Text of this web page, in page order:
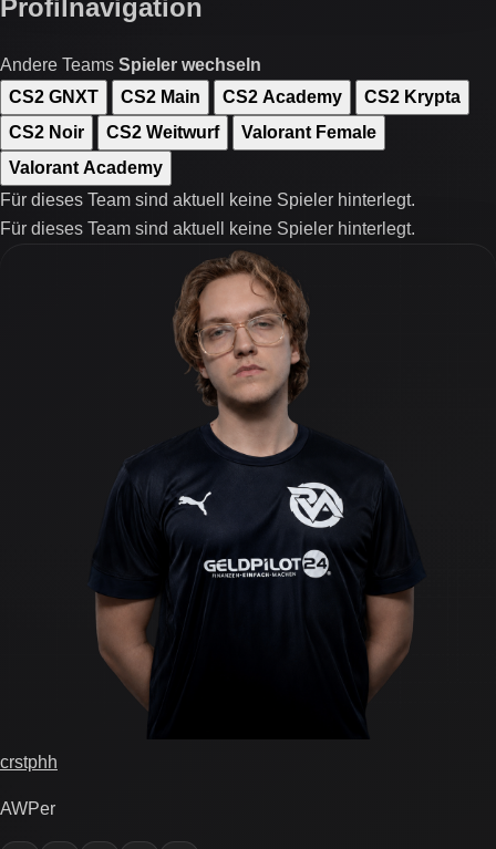
Profilnavigation
Andere Teams Spieler wechseln
CS2 GNXT
CS2 Main CS2 Academy
CS2 Krypta
CS2 Noir
CS2 Weitwurf
Valorant Female
Valorant Academy
Für dieses Team sind aktuell keine Spieler hinterlegt.
Für dieses Team sind aktuell keine Spieler hinterlegt.
crstphh
AWPer